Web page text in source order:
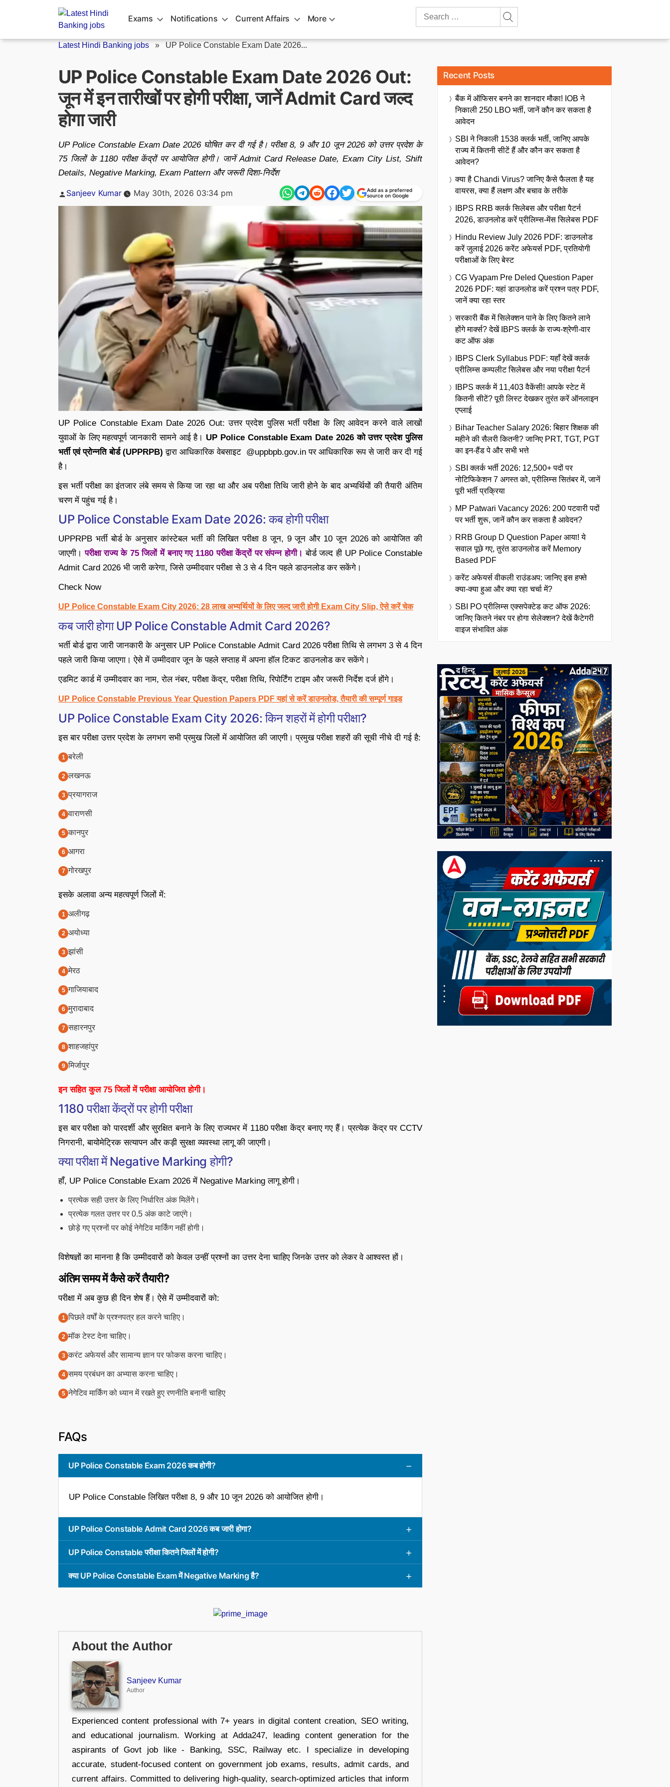
Exams Notifications Current Affairs More
Search
Latest Hindi Banking jobs » UP Police Constable Exam Date 2026...
UP Police Constable Exam Date 2026 Out:
जून में इन तारीखों पर होगी परीक्षा, जानें Admit Card जल्द
होगा जारी
UP Police Constable Exam Date 2026 घोषित कर दी गई है। परीक्षा 8, 9 और 10 जून 2026 को उत्तर प्रदेश के
75 जिलों के 1180 परीक्षा केंद्रों पर आयोजित होगी। जानें Admit Card Release Date, Exam City List, Shift
Details, Negative Marking, Exam Pattern और जरूरी दिशा-निर्देश
Posted
Sanjeev Kumar May 30th, 2026 03:34 pm
Add as a preferred
source on Google
UP Police Constable Exam Date 2026 Out: उत्तर प्रदेश पुलिस भर्ती परीक्षा के लिए आवेदन करने वाले लाखों
युवाओं के लिए महत्वपूर्ण जानकारी सामने आई है। UP Police Constable Exam Date 2026 को उत्तर प्रदेश पुलिस
भर्ती एवं प्रोन्नति बोर्ड (UPPRPB) द्वारा आधिकारिक वेबसाइट @uppbpb.gov.in पर आधिकारिक रूप से जारी कर दी गई
है।
इस भर्ती परीक्षा का इंतजार लंबे समय से किया जा रहा था और अब परीक्षा तिथि जारी होने के बाद अभ्यर्थियों की तैयारी अंतिम
चरण में पहुंच गई है।
UP Police Constable Exam Date 2026: कब होगी परीक्षा
UPPRPB भर्ती बोर्ड के अनुसार कांस्टेबल भर्ती की लिखित परीक्षा 8 जून, 9 जून और 10 जून 2026 को आयोजित की
जाएगी।परीक्षा राज्य के 75 जिलों में बनाए गए 1180 परीक्षा केंद्रों पर संपन्न होगी। बोर्ड जल्द ही UP Police Constable
Admit Card 2026 भी जारी करेगा, जिसे उम्मीदवार परीक्षा से 3 से 4 दिन पहले डाउनलोड कर सकेंगे।
Check Now
UP Police Constable Exam City 2026: 28 लाख अभ्यर्थियों के लिए जल्द जारी होगी Exam City Slip, ऐसे करें चेक
कब जारी होगा UP Police Constable Admit Card 2026?
भर्ती बोर्ड द्वारा जारी जानकारी के अनुसार UP Police Constable Admit Card 2026 परीक्षा तिथि से लगभग 3 से 4 दिन
पहले जारी किया जाएगा। ऐसे में उम्मीदवार जून के पहले सप्ताह में अपना हॉल टिकट डाउनलोड कर सकेंगे।
एडमिट कार्ड में उम्मीदवार का नाम, रोल नंबर, परीक्षा केंद्र, परीक्षा तिथि, रिपोर्टिंग टाइम और जरूरी निर्देश दर्ज होंगे।
UP Police Constable Previous Year Question Papers PDF यहां से करें डाउनलोड, तैयारी की सम्पूर्ण गाइड
UP Police Constable Exam City 2026: किन शहरों में होगी परीक्षा?
इस बार परीक्षा उत्तर प्रदेश के लगभग सभी प्रमुख जिलों में आयोजित की जाएगी। प्रमुख परीक्षा शहरों की सूची नीचे दी गई है:
बरेली
लखनऊ
प्रयागराज
वाराणसी
कानपुर
आगरा
गोरखपुर
इसके अलावा अन्य महत्वपूर्ण जिलों में:
अलीगढ़
अयोध्या
झांसी
मेरठ
गाजियाबाद
मुरादाबाद
सहारनपुर
शाहजहांपुर
मिर्जापुर
इन सहित कुल 75 जिलों में परीक्षा आयोजित होगी।
1180 परीक्षा केंद्रों पर होगी परीक्षा
इस बार परीक्षा को पारदर्शी और सुरक्षित बनाने के लिए राज्यभर में 1180 परीक्षा केंद्र बनाए गए हैं। प्रत्येक केंद्र पर CCTV
निगरानी, बायोमेट्रिक सत्यापन और कड़ी सुरक्षा व्यवस्था लागू की जाएगी।
क्या परीक्षा में Negative Marking होगी?
हाँ, UP Police Constable Exam 2026 में Negative Marking लागू होगी।
प्रत्येक सही उत्तर के लिए निर्धारित अंक मिलेंगे।
प्रत्येक गलत उत्तर पर 0.5 अंक काटे जाएंगे।
छोड़े गए प्रश्नों पर कोई नेगेटिव मार्किंग नहीं होगी।
विशेषज्ञों का मानना है कि उम्मीदवारों को केवल उन्हीं प्रश्नों का उत्तर देना चाहिए जिनके उत्तर को लेकर वे आश्वस्त हों।
अंतिम समय में कैसे करें तैयारी?
परीक्षा में अब कुछ ही दिन शेष हैं। ऐसे में उम्मीदवारों को:
पिछले वर्षों के प्रश्नपत्र हल करने चाहिए।
मॉक टेस्ट देना चाहिए।
करंट अफेयर्स और सामान्य ज्ञान पर फोकस करना चाहिए।
समय प्रबंधन का अभ्यास करना चाहिए।
नेगेटिव मार्किंग को ध्यान में रखते हुए रणनीति बनानी चाहिए
FAQs
UP Police Constable Exam 2026 कब होगी?
UP Police Constable लिखित परीक्षा 8, 9 और 10 जून 2026 को आयोजित होगी।
UP Police Constable Admit Card 2026 कब जारी होगा?
UP Police Constable परीक्षा कितने जिलों में होगी?
क्या UP Police Constable Exam में Negative Marking है?
About the Author
Sanjeev Kumar
Author
Experienced content professional with 7+ years in digital content creation, SEO writing,
and educational journalism. Working at Adda247, leading content generation for the
aspirants of Govt job like - Banking, SSC, Railway etc. I specialize in developing
accurate, student-focused content on government job exams, results, admit cards, and
current affairs. Committed to delivering high-quality, search-optimized articles that inform
Recent Posts
बैंक में ऑफिसर बनने का शानदार मौका! IOB ने
निकाली 250 LBO भर्ती, जानें कौन कर सकता है
आवेदन
SBI ने निकाली 1538 क्लर्क भर्ती, जानिए आपके
राज्य में कितनी सीटें हैं और कौन कर सकता है
आवेदन?
क्या है Chandi Virus? जानिए कैसे फैलता है यह
वायरस, क्या हैं लक्षण और बचाव के तरीके
IBPS RRB क्लर्क सिलेबस और परीक्षा पैटर्न
2026, डाउनलोड करें प्रीलिम्स-मेंस सिलेबस PDF
Hindu Review July 2026 PDF: डाउनलोड
करें जुलाई 2026 करेंट अफेयर्स PDF, प्रतियोगी
परीक्षाओं के लिए बेस्ट
CG Vyapam Pre Deled Question Paper
2026 PDF: यहां डाउनलोड करें प्रश्न पत्र PDF,
जानें क्या रहा स्तर
सरकारी बैंक में सिलेक्शन पाने के लिए कितने लाने
होंगे मार्क्स? देखें IBPS क्लर्क के राज्य-श्रेणी-वार
कट ऑफ अंक
IBPS Clerk Syllabus PDF: यहाँ देखें क्लर्क
प्रीलिम्स कम्पलीट सिलेबस और नया परीक्षा पैटर्न
IBPS क्लर्क में 11,403 वैकेंसी! आपके स्टेट में
कितनी सीटें? पूरी लिस्ट देखकर तुरंत करें ऑनलाइन
एप्लाई
Bihar Teacher Salary 2026: बिहार शिक्षक की
महीने की सैलरी कितनी? जानिए PRT, TGT, PGT
का इन-हैंड पे और सभी भत्ते
SBI क्लर्क भर्ती 2026: 12,500+ पदों पर
नोटिफिकेशन 7 अगस्त को, प्रीलिम्स सितंबर में, जानें
पूरी भर्ती प्रक्रिया
MP Patwari Vacancy 2026: 200 पटवारी पदों
पर भर्ती शुरू, जानें कौन कर सकता है आवेदन?
RRB Group D Question Paper आया! ये
सवाल पूछे गए, तुरंत डाउनलोड करें Memory
Based PDF
करेंट अफेयर्स वीकली राउंडअप: जानिए इस हफ्ते
क्या-क्या हुआ और क्या रहा चर्चा में?
SBI PO प्रीलिम्स एक्सपेक्टेड कट ऑफ 2026:
जानिए कितने नंबर पर होगा सेलेक्शन? देखें कैटेगरी
वाइज संभावित अंक